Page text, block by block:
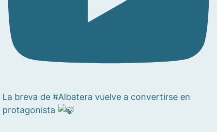
La breva de #Albatera vuelve a convertirse en
protagonista